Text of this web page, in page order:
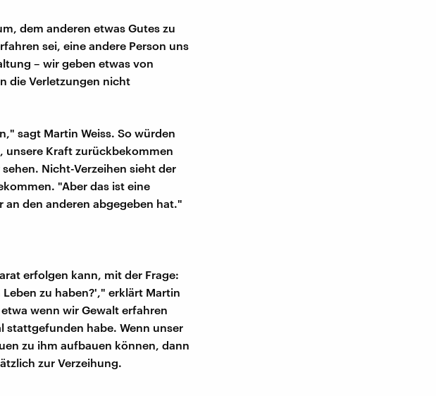
dem anderen etwas Gutes zu
sei, eine andere Person uns
– wir geben etwas von
die Verletzungen nicht
sagt Martin Weiss. So würden
unsere Kraft zurückbekommen
Nicht-Verzeihen sieht der
"Aber das ist eine
an den anderen abgegeben hat."
erfolgen kann, mit der Frage:
zu haben?'," erklärt Martin
wenn wir Gewalt erfahren
stattgefunden habe. Wenn unser
zu ihm aufbauen können, dann
zur Verzeihung.